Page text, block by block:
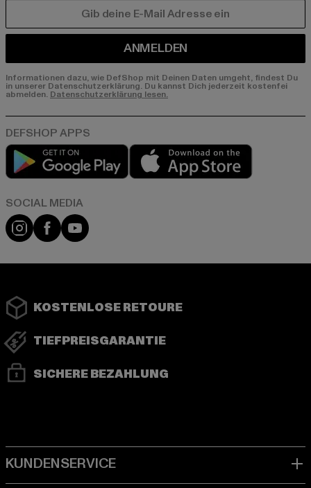
ANMELDEN
Informationen dazu, wie DefShop mit Deinen Daten umgeht, findest Du
in unserer Datenschutzerklärung. Du kannst Dich jederzeit kostenfei
abmelden. Datenschutzerklärung lesen.
Play market
Instagram
FacebookYouTube
KOSTENLOSE RETOURE
TIEFPREISGARANTIE
SICHERE BEZAHLUNG